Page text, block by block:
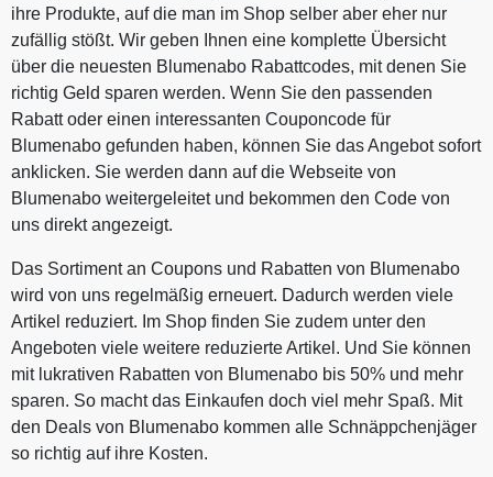
ihre Produkte, auf die man im Shop selber aber eher nur
zufällig stößt. Wir geben Ihnen eine komplette Übersicht
über die neuesten Blumenabo Rabattcodes, mit denen Sie
richtig Geld sparen werden. Wenn Sie den passenden
Rabatt oder einen interessanten Couponcode für
Blumenabo gefunden haben, können Sie das Angebot sofort
anklicken. Sie werden dann auf die Webseite von
Blumenabo weitergeleitet und bekommen den Code von
uns direkt angezeigt.
Das Sortiment an Coupons und Rabatten von Blumenabo
wird von uns regelmäßig erneuert. Dadurch werden viele
Artikel reduziert. Im Shop finden Sie zudem unter den
Angeboten viele weitere reduzierte Artikel. Und Sie können
mit lukrativen Rabatten von Blumenabo bis 50% und mehr
sparen. So macht das Einkaufen doch viel mehr Spaß. Mit
den Deals von Blumenabo kommen alle Schnäppchenjäger
so richtig auf ihre Kosten.